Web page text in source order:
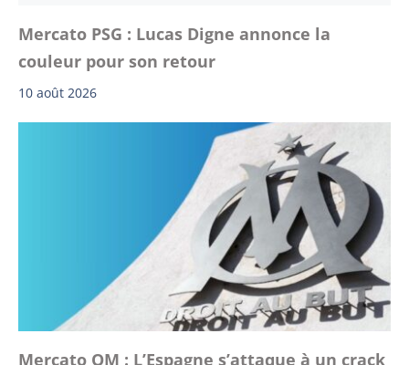
Mercato PSG : Lucas Digne annonce la
couleur pour son retour
10 août 2026
Mercato OM : L’Espagne s’attaque à un crack